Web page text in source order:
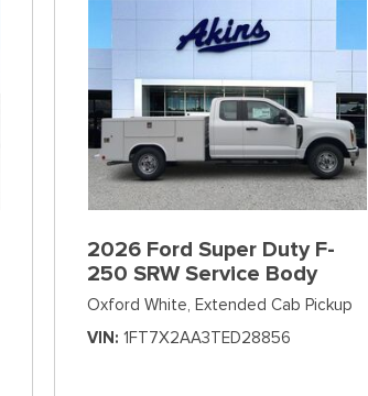
2026 Ford Super Duty F-
250 SRW Service Body
Oxford White, Extended Cab Pickup
VIN 1FT7X2AA3TED28856